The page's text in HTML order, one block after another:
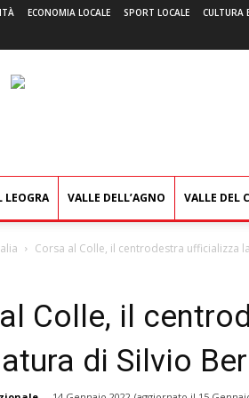
ECONOMIA LOCALE SPORT LOCALE CULTURA
LEOGRA VALLE DELL’AGNO VALLE DEL
Corsa al Colle, il centrodestra ufficializza
Colle, il
di Silvio